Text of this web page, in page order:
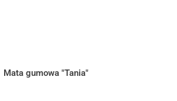
Mata gumowa "Tania"